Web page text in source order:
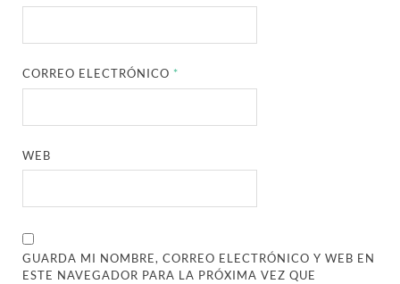
CORREO ELECTRÓNICO *
WEB
GUARDA MI NOMBRE, CORREO ELECTRÓNICO Y WEB EN
ESTE NAVEGADOR PARA LA PRÓXIMA VEZ QUE